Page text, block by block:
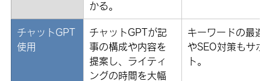
かる。
チャットGPT
使用
チャットGPTが記
事の構成や内容を
提案し、ライティ
ングの時間を大幅
キーワードの最適
やSEO対策もサポ
ト。